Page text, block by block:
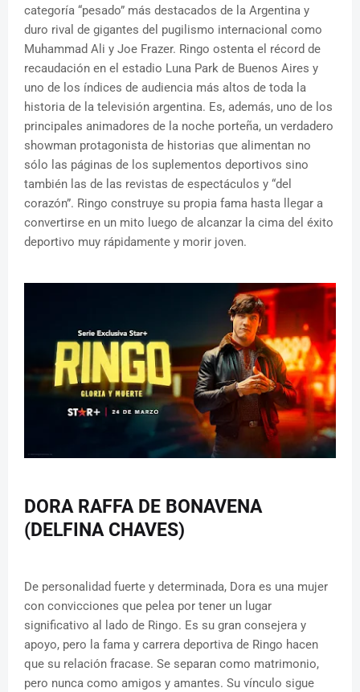
categoría “pesado” más destacados de la Argentina y
duro rival de gigantes del pugilismo internacional como
Muhammad Ali y Joe Frazer. Ringo ostenta el récord de
recaudación en el estadio Luna Park de Buenos Aires y
uno de los índices de audiencia más altos de toda la
historia de la televisión argentina. Es, además, uno de los
principales animadores de la noche porteña, un verdadero
showman protagonista de historias que alimentan no
sólo las páginas de los suplementos deportivos sino
también las de las revistas de espectáculos y “del
corazón”. Ringo construye su propia fama hasta llegar a
convertirse en un mito luego de alcanzar la cima del éxito
deportivo muy rápidamente y morir joven.
DORA RAFFA DE BONAVENA
(DELFINA CHAVES)
De personalidad fuerte y determinada, Dora es una mujer
con convicciones que pelea por tener un lugar
significativo al lado de Ringo. Es su gran consejera y
apoyo, pero la fama y carrera deportiva de Ringo hacen
que su relación fracase. Se separan como matrimonio,
pero nunca como amigos y amantes. Su vínculo sigue